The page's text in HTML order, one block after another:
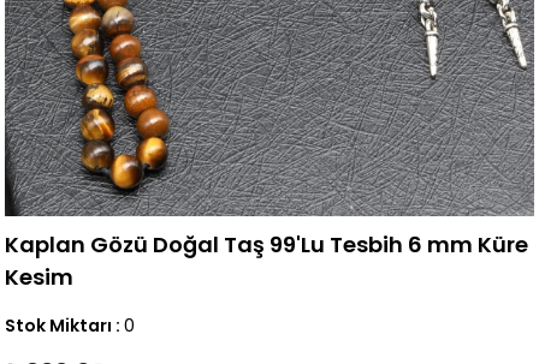
Kaplan Gözü Doğal Taş 99'Lu Tesbih 6 mm Küre
Kesim
Stok Miktarı : 0